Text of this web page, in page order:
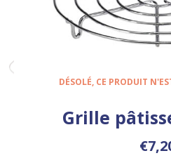
DÉSOLÉ, CE PRODUIT
Grille